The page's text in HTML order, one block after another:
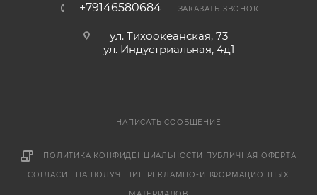
+79146580684 ЗАКАЗАТЬ ЗВОНОК
ул. Тихоокеанская, 73
ул. Индустриальная, 4д1
НАПИСАТЬ СООБЩЕНИЕ
ПОЛИТИКА КОНФИДЕНЦИАЛЬНОСТИ ПУБЛИЧНАЯ ОФЕРТА
СОГЛАСИЕ НА ПОЛУЧЕНИЕ РЕКЛАМНО-ИНФОРМАЦИОННЫХ